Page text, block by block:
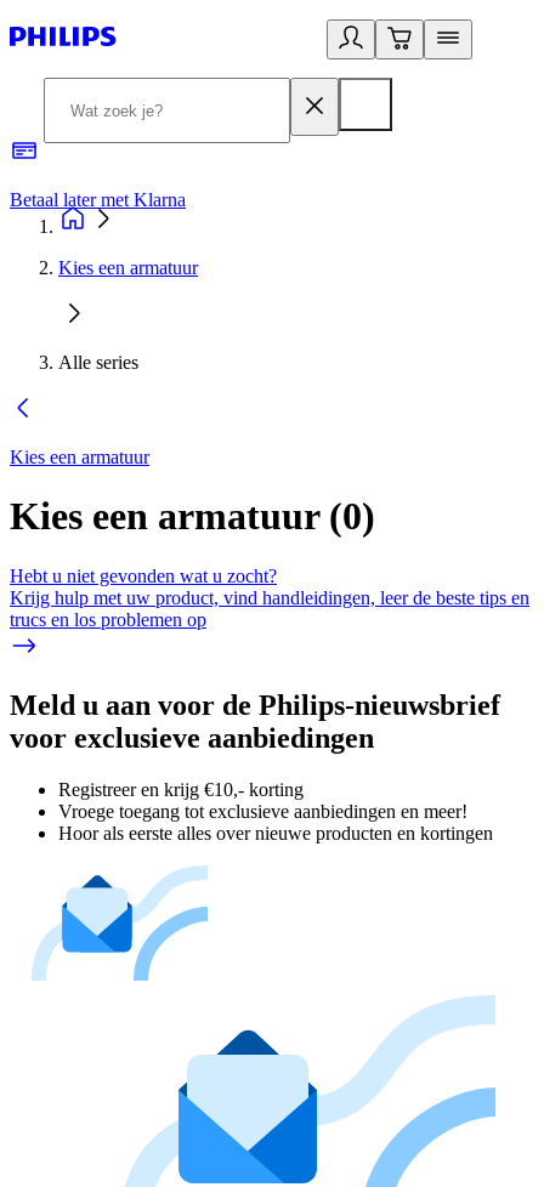
Betaal later met Klarna
Kies een armatuur
Alle series
Kies een armatuur
Kies een armatuur(0)
Hebt u niet gevonden wat u zocht?
Krijg hulp met uw product, vind handleidingen, leer de beste tips en
trucs en los problemen op
Meld u aan voor de Philips-nieuwsbrief
voor exclusieve aanbiedingen
Registreer en krijg €10,- korting
Vroege toegang tot exclusieve aanbiedingen en meer!
Hoor als eerste alles over nieuwe producten en kortingen